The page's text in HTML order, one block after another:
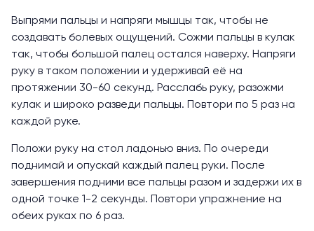
Выпрями пальцы и напряги мышцы так, чтобы не
создавать болевых ощущений. Сожми пальцы в кулак
так, чтобы большой палец остался наверху. Напряги
руку в таком положении и удерживай её на
протяжении 30-60 секунд. Расслабь руку, разожми
кулак и широко разведи пальцы. Повтори по 5 раз на
каждой руке.
Положи руку на стол ладонью вниз. По очереди
поднимай и опускай каждый палец руки. После
завершения подними все пальцы разом и задержи их в
одной точке 1-2 секунды. Повтори упражнение на
обеих руках по 6 раз.